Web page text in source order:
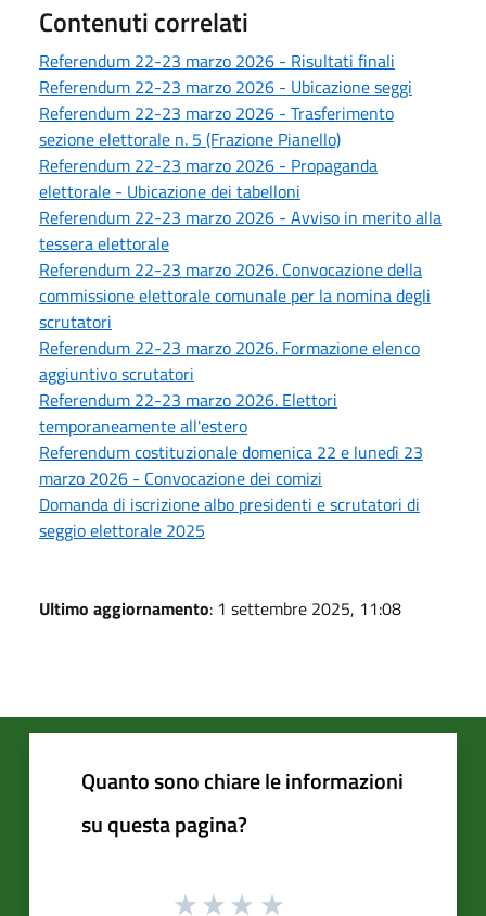
Contenuti correlati
Referendum 22-23 marzo 2026 - Risultati finali
Referendum 22-23 marzo 2026 - Ubicazione seggi
Referendum 22-23 marzo 2026 - Trasferimento
sezione elettorale n. 5 (Frazione Pianello)
Referendum 22-23 marzo 2026 - Propaganda
elettorale - Ubicazione dei tabelloni
Referendum 22-23 marzo 2026 - Avviso in merito alla
tessera elettorale
Referendum 22-23 marzo 2026. Convocazione della
commissione elettorale comunale per la nomina degli
scrutatori
Referendum 22-23 marzo 2026. Formazione elenco
aggiuntivo scrutatori
Referendum 22-23 marzo 2026. Elettori
temporaneamente all'estero
Referendum costituzionale domenica 22 e lunedì 23
marzo 2026 - Convocazione dei comizi
Domanda di iscrizione albo presidenti e scrutatori di
seggio elettorale 2025
Ultimo aggiornamento: 1 settembre 2025, 11:08
Quanto sono chiare le informazioni
su questa pagina?